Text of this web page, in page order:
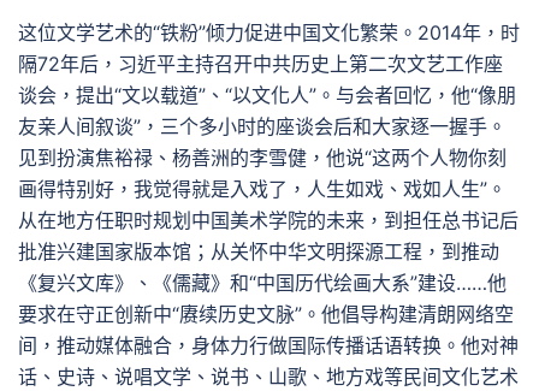
这位文学艺术的“铁粉”倾力促进中国文化繁荣。2014年，时
隔72年后，习近平主持召开中共历史上第二次文艺工作座
谈会，提出“文以载道”、“以文化人”。与会者回忆，他“像朋
友亲人间叙谈”，三个多小时的座谈会后和大家逐一握手。
见到扮演焦裕禄、杨善洲的李雪健，他说“这两个人物你刻
画得特别好，我觉得就是入戏了，人生如戏、戏如人生”。
从在地方任职时规划中国美术学院的未来，到担任总书记后
批准兴建国家版本馆；从关怀中华文明探源工程，到推动
《复兴文库》、《儒藏》和“中国历代绘画大系”建设……他
要求在守正创新中“赓续历史文脉”。他倡导构建清朗网络空
间，推动媒体融合，身体力行做国际传播话语转换。他对神
话、史诗、说唱文学、说书、山歌、地方戏等民间文化艺术